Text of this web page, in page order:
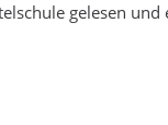
gelesen und